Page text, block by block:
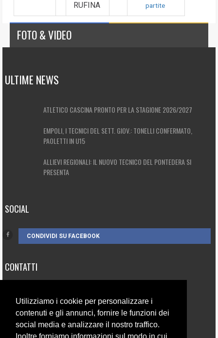
Utilizziamo i cookie per personalizzare i
contenuti e gli annunci, fornire le funzioni dei
social media e analizzare il nostro traffico.
RUFINA
partite
FOTO & VIDEO
ULTIME NEWS
ATLETICO CASCINA PRONTO PER LA STAGIONE 2026/2027
EMPOLI, I TECNICI DEL SETT. GIOV.: TONELLI CONFERMATO,
PAOLETTI IN U15
ALLIEVI REGIONALI: IL NUOVO TECNICO DEL PONTEDERA SI
PRESENTA
SOCIAL
CONDIVIDI SU FACEBOOK
CONTATTI
info@campionando.it